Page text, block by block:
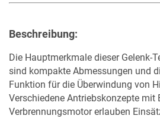
Beschreibung:
Die Hauptmerkmale dieser Gelenk-
sind kompakte Abmessungen und
Funktion für die Überwindung von
Verschiedene Antriebskonzepte mit
Verbrennungsmotor erlauben